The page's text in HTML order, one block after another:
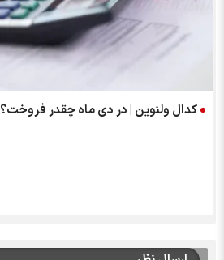
کدال ولنوین | در دی ماه چقدر فروخت؟